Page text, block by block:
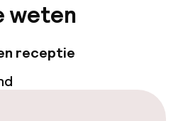
weten
receptie